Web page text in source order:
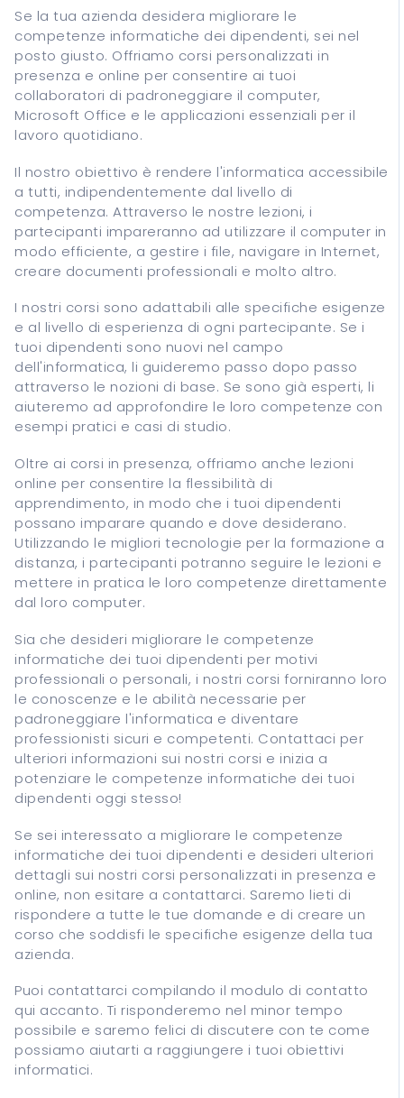
ITALIANO
ENGLISH
ESPANOL
FRANCAIS
DEUTSCH
Se la tua azienda desidera migliorare le
competenze informatiche dei dipendenti, sei nel
posto giusto. Offriamo corsi personalizzati in
presenza e online per consentire ai tuoi
collaboratori di padroneggiare il computer,
Microsoft Office e le applicazioni essenziali per il
lavoro quotidiano.
Il nostro obiettivo è rendere l'informatica accessibile
a tutti, indipendentemente dal livello di
competenza. Attraverso le nostre lezioni, i
partecipanti impareranno ad utilizzare il computer in
modo efficiente, a gestire i file, navigare in Internet,
creare documenti professionali e molto altro.
I nostri corsi sono adattabili alle specifiche esigenze
e al livello di esperienza di ogni partecipante. Se i
tuoi dipendenti sono nuovi nel campo
dell'informatica, li guideremo passo dopo passo
attraverso le nozioni di base. Se sono già esperti, li
aiuteremo ad approfondire le loro competenze con
esempi pratici e casi di studio.
Oltre ai corsi in presenza, offriamo anche lezioni
online per consentire la flessibilità di
apprendimento, in modo che i tuoi dipendenti
possano imparare quando e dove desiderano.
Utilizzando le migliori tecnologie per la formazione a
distanza, i partecipanti potranno seguire le lezioni e
mettere in pratica le loro competenze direttamente
dal loro computer.
Sia che desideri migliorare le competenze
informatiche dei tuoi dipendenti per motivi
professionali o personali, i nostri corsi forniranno loro
le conoscenze e le abilità necessarie per
padroneggiare l'informatica e diventare
professionisti sicuri e competenti. Contattaci per
ulteriori informazioni sui nostri corsi e inizia a
potenziare le competenze informatiche dei tuoi
dipendenti oggi stesso!
Se sei interessato a migliorare le competenze
informatiche dei tuoi dipendenti e desideri ulteriori
dettagli sui nostri corsi personalizzati in presenza e
online, non esitare a contattarci. Saremo lieti di
rispondere a tutte le tue domande e di creare un
corso che soddisfi le specifiche esigenze della tua
azienda.
Puoi contattarci compilando il modulo di contatto
qui accanto. Ti risponderemo nel minor tempo
possibile e saremo felici di discutere con te come
possiamo aiutarti a raggiungere i tuoi obiettivi
informatici.